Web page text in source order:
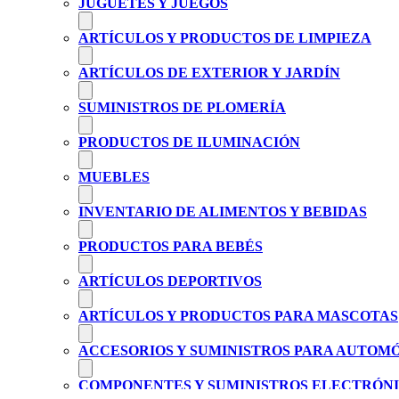
JUGUETES Y JUEGOS
ARTÍCULOS Y PRODUCTOS DE LIMPIEZA
ARTÍCULOS DE EXTERIOR Y JARDÍN
SUMINISTROS DE PLOMERÍA
PRODUCTOS DE ILUMINACIÓN
MUEBLES
INVENTARIO DE ALIMENTOS Y BEBIDAS
PRODUCTOS PARA BEBÉS
ARTÍCULOS DEPORTIVOS
ARTÍCULOS Y PRODUCTOS PARA MASCOTAS
ACCESORIOS Y SUMINISTROS PARA
COMPONENTES Y SUMINISTROS